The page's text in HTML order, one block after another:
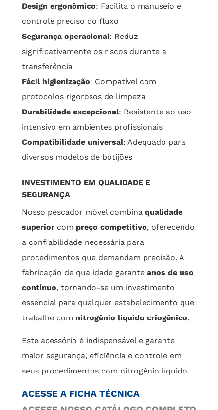
Design ergonômico: Facilita o manuseio e
controle preciso do fluxo
Segurança operacional: Reduz
significativamente os riscos durante a
transferência
Fácil higienização: Compatível com
protocolos rigorosos de limpeza
Durabilidade excepcional: Resistente ao uso
intensivo em ambientes profissionais
Compatibilidade universal: Adequado para
diversos modelos de botijões
INVESTIMENTO EM QUALIDADE E
SEGURANÇA
Nosso pescador móvel combina qualidade
superior com preço competitivo, oferecendo
a confiabilidade necessária para
procedimentos que demandam precisão. A
fabricação de qualidade garante anos de uso
contínuo, tornando-se um investimento
essencial para qualquer estabelecimento que
trabalhe com nitrogênio líquido criogênico.
Este acessório é indispensável e garante
maior segurança, eficiência e controle em
seus procedimentos com nitrogênio líquido.
ACESSE A FICHA TÉCNICA